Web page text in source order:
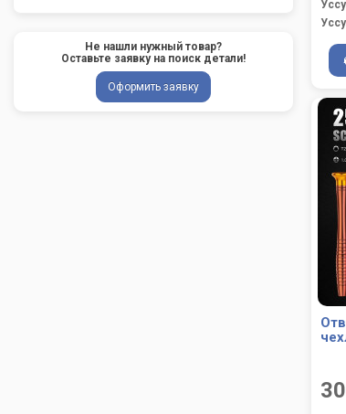
Не нашли нужный товар?
Оставьте заявку на поиск детали!
Оформить заявку